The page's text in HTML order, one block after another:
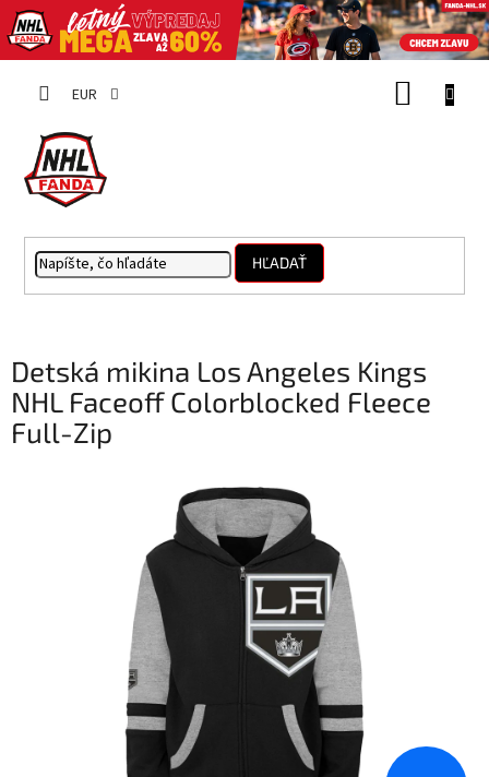
EUR
HĽADAŤ
Detská mikina Los Angeles Kings
NHL Faceoff Colorblocked Fleece
Full-Zip